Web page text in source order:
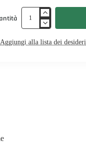
Aggiungi alla lista dei desideri